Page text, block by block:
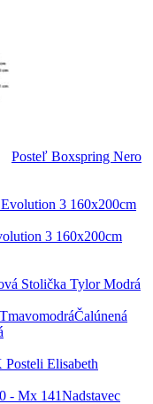
Posteľ Boxspring Nero
3 160x200cm
Stolička Tylor Modrá
Čalúnená
Posteli Elisabeth
Nadstavec